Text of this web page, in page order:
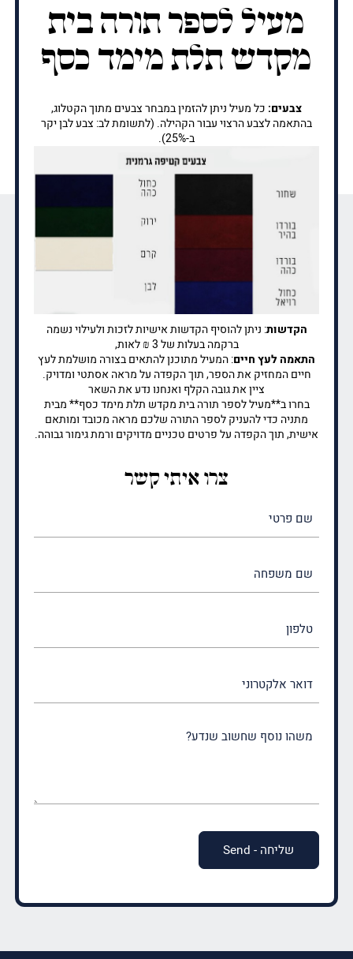
מעיל לספר תורה בית
מקדש תלת מימד כסף
צבעים: כל מעיל ניתן להזמין במבחר צבעים מתוך הקטלוג,
בהתאמה לצבע הרצוי עבור הקהילה. (לתשומת לב: צבע לבן יקר
ב-25%).
הקדשות: ניתן להוסיף הקדשות אישיות לזכות ולעילוי נשמה
ברקמה בעלות של 3 ₪ לאות,
התאמה לעץ חיים: המעיל מתוכנן להתאים בצורה מושלמת לעץ
חיים המחזיק את הספר, תוך הקפדה על מראה אסתטי ומדויק.
ציין את גובה הקלף ואנחנו נדע את השאר
בחרו ב**מעיל לספר תורה בית מקדש תלת מימד כסף** מבית
מתניה כדי להעניק לספר התורה שלכם מראה מכובד ומותאם
אישית, תוך הקפדה על פרטים טכניים מדויקים ורמת גימור גבוהה.
צרו איתי קשר
(חובה)
(חובה)